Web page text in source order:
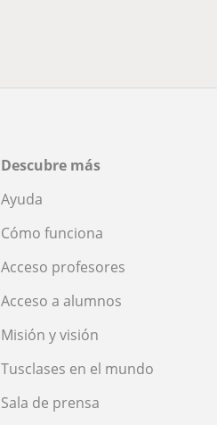
Descubre más
Ayuda
Cómo funciona
Acceso profesores
Acceso a alumnos
Misión y visión
Tusclases en el mundo
Sala de prensa